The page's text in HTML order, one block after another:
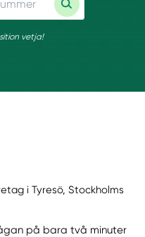
vetja!
i Tyresö, Stockholms
på bara två minuter